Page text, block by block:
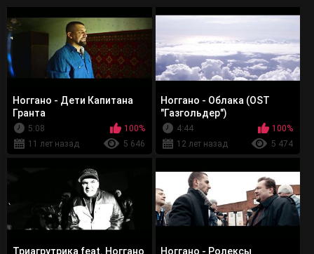
Ноггано - Дети Капитана
Гранта
5:08
100%
11 лет назад
5 646
Ноггано - Облака (OST
"Газгольдер")
4:44
100%
12 лет назад
5 474
Триагрутрика feat. Ноггано
Ноггано - Ролексы